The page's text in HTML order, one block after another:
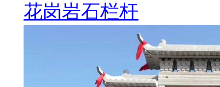
花岗岩石栏杆